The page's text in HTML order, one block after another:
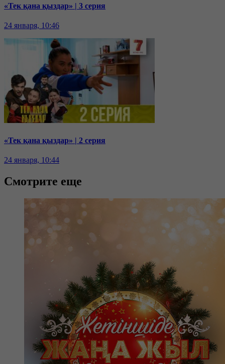
«Тек қана қыздар» | 3 серия
24 января, 10:46
«Тек қана қыздар» | 2 серия
24 января, 10:44
Смотрите еще